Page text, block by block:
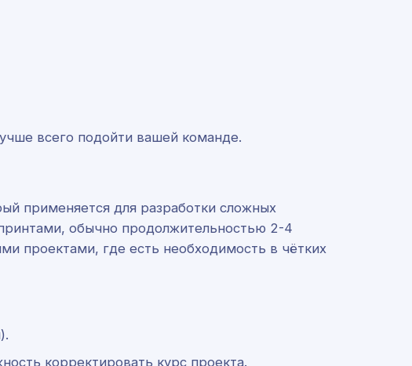
всего подойти вашей команде.
применяется для разработки сложных
обычно продолжительностью 2-4
проектами, где есть необходимость в чётких
корректировать курс проекта.